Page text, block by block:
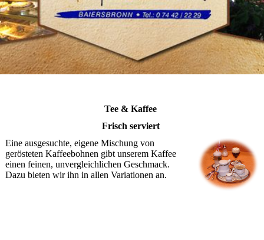
Tee & Kaffee
Frisch serviert
Eine ausgesuchte, eigene Mischung von
gerösteten Kaffeebohnen gibt unserem Kaffee
einen feinen, unvergleichlichen Geschmack.
Dazu bieten wir ihn in allen Variationen an.